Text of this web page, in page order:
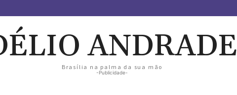
ANDRADE
Brasília na palma da sua mão
-Publicidade-